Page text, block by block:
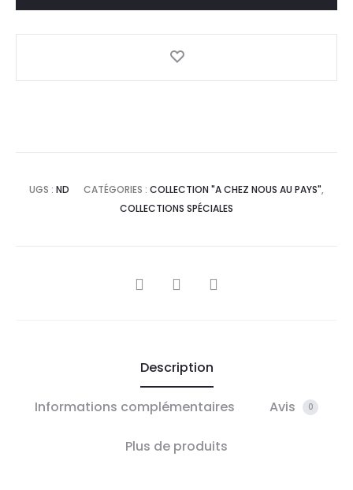
applaudit
UGS : ND CATÉGORIES : COLLECTION "A CHEZ NOUS AU PAYS",
COLLECTIONS SPÉCIALES
PARTAGER
Description
Informations complémentaires Avis 0
Plus de produits